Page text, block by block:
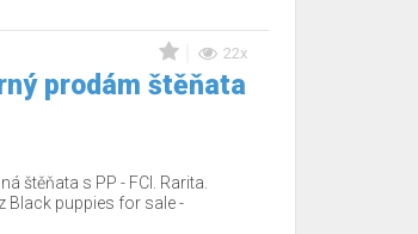
22x
prodám štěňata
štěňata s PP - FCI. Rarita.
Black puppies for sale -